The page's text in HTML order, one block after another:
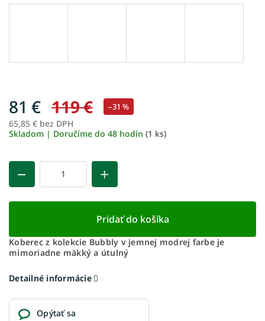
119 € –31 %
81 €
65,85 € bez DPH
Skladom | Doručíme do 48 hodín (1 ks)
Pridať do košíka
Koberec z kolekcie Bubbly v jemnej modrej farbe je
mimoriadne mäkký a útulný
Detailné informácie
Opýtať sa